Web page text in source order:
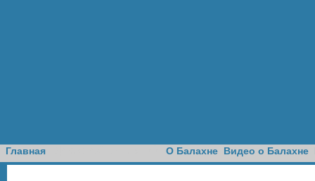
Главная О Балахне Видео о Балахне